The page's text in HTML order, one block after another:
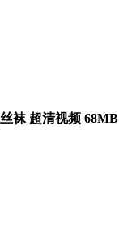
袜 超清视频 68MB